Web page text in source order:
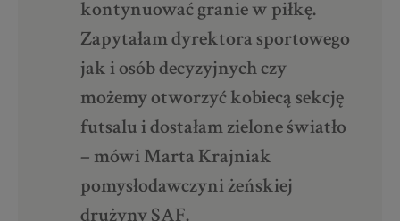
kontynuować granie w piłkę.
Zapytałam dyrektora sportowego
jak i osób decyzyjnych czy
możemy otworzyć kobiecą sekcję
futsalu i dostałam zielone światło
– mówi Marta Krajniak
pomysłodawczyni żeńskiej
drużyny SAF.